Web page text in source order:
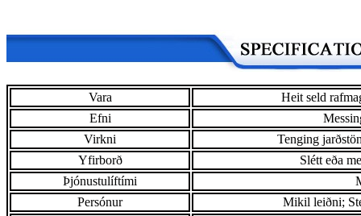
Vara
Heit seld
Efni
Virkni
Tenging
Yfirborð
Slétt eða
Þjónustulíftími
Persónur
Mikil leiðni;